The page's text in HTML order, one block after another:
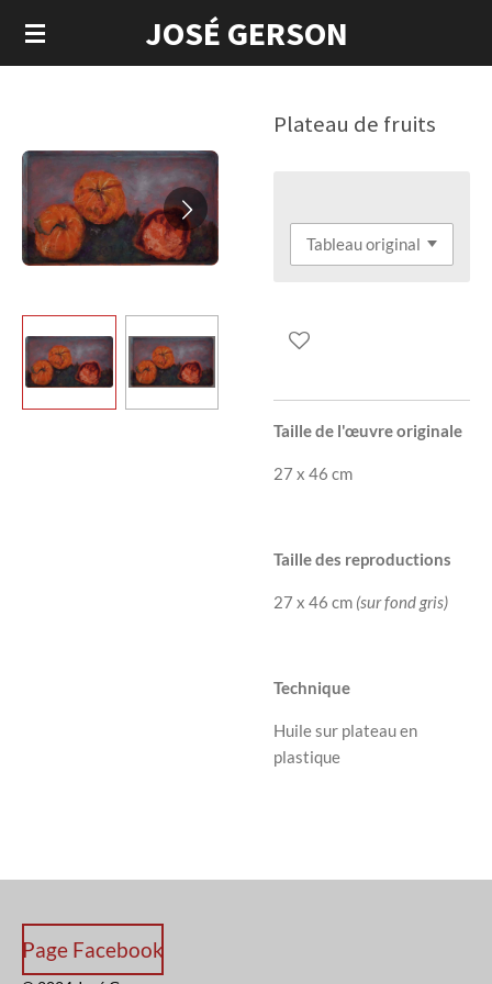
Passer
au
JOSÉ GERSON
Plateau de fruits
Taille de l'œuvre originale
27 x 46 cm
Taille des reproductions
27 x 46 cm (sur fond gris)
Technique
Huile sur plateau en
plastique
Page Facebook